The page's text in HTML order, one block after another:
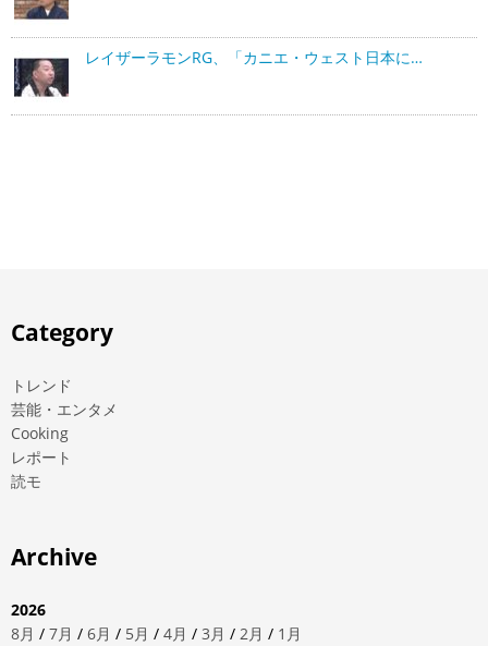
レイザーラモンRG、「カニエ・ウェスト日本に…
Category
トレンド
芸能・エンタメ
Cooking
レポート
読モ
Archive
2026
8月 / 7月 / 6月 / 5月 / 4月 / 3月 / 2月 / 1月